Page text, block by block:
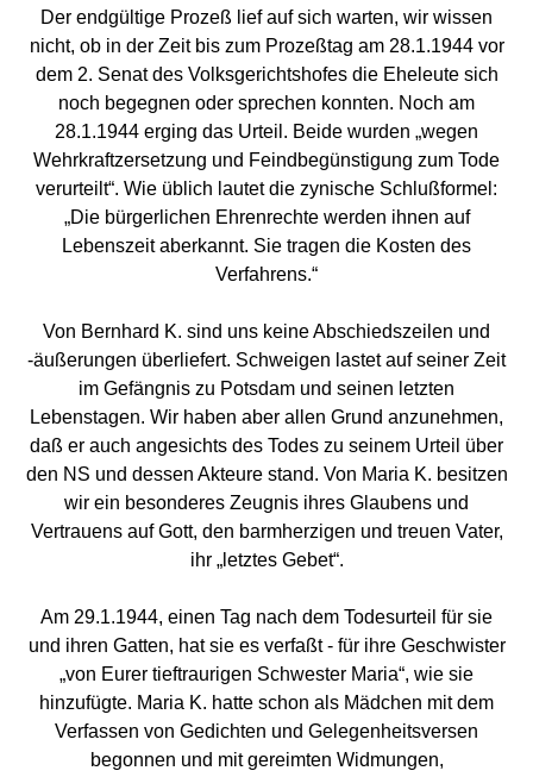
Der endgültige Prozeß lief auf sich warten, wir wissen
nicht, ob in der Zeit bis zum Prozeßtag am 28.1.1944 vor
dem 2. Senat des Volksgerichtshofes die Eheleute sich
noch begegnen oder sprechen konnten. Noch am
28.1.1944 erging das Urteil. Beide wurden „wegen
Wehrkraftzersetzung und Feindbegünstigung zum Tode
verurteilt“. Wie üblich lautet die zynische Schlußformel:
„Die bürgerlichen Ehrenrechte werden ihnen auf
Lebenszeit aberkannt. Sie tragen die Kosten des
Verfahrens.“
Von Bernhard K. sind uns keine Abschiedszeilen und
-äußerungen überliefert. Schweigen lastet auf seiner Zeit
im Gefängnis zu Potsdam und seinen letzten
Lebenstagen. Wir haben aber allen Grund anzunehmen,
daß er auch angesichts des Todes zu seinem Urteil über
den NS und dessen Akteure stand. Von Maria K. besitzen
wir ein besonderes Zeugnis ihres Glaubens und
Vertrauens auf Gott, den barmherzigen und treuen Vater,
ihr „letztes Gebet“.
Am 29.1.1944, einen Tag nach dem Todesurteil für sie
und ihren Gatten, hat sie es verfaßt - für ihre Geschwister
„von Eurer tieftraurigen Schwester Maria“, wie sie
hinzufügte. Maria K. hatte schon als Mädchen mit dem
Verfassen von Gedichten und Gelegenheitsversen
begonnen und mit gereimten Widmungen,